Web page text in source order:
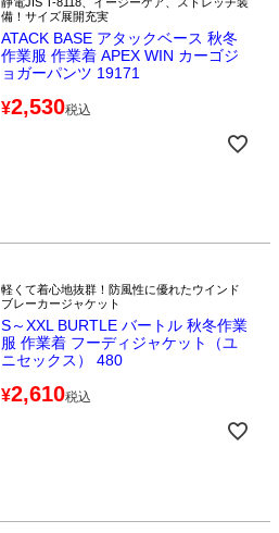
備！サイズ展開充実
ATACK BASE アタックベース 秋冬
作業服 作業着 APEX WIN カーゴジ
ョガーパンツ 19171
¥2,530税込
軽くて着心地抜群！防風性に優れたウインド
ブレーカージャケット
S～XXL BURTLE バートル 秋冬作業
服 作業着 フーディジャケット（ユ
ニセックス） 480
¥2,610税込